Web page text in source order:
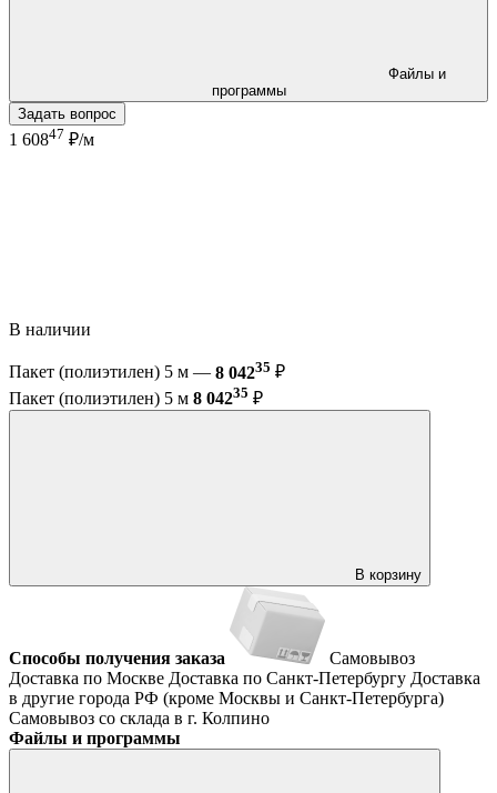
программы
Задать вопрос
1 60847 ₽/м
В наличии
Пакет (полиэтилен) 5 м — 8 04235 ₽
Пакет (полиэтилен) 5 м 8 04235 ₽
В корзину
Способы получения заказа
Самовывоз
Доставка по Москве Доставка по Санкт-Петербургу Доставка
в другие города РФ (кроме Москвы и Санкт-Петербурга)
Самовывоз со склада в г. Колпино
Файлы и программы